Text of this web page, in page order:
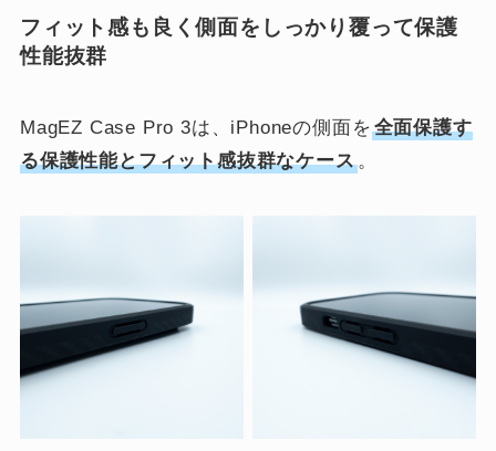
フィット感も良く側面をしっかり覆って保護
性能抜群
MagEZ Case Pro 3は、iPhoneの側面を全面保護す
る保護性能とフィット感抜群なケース。